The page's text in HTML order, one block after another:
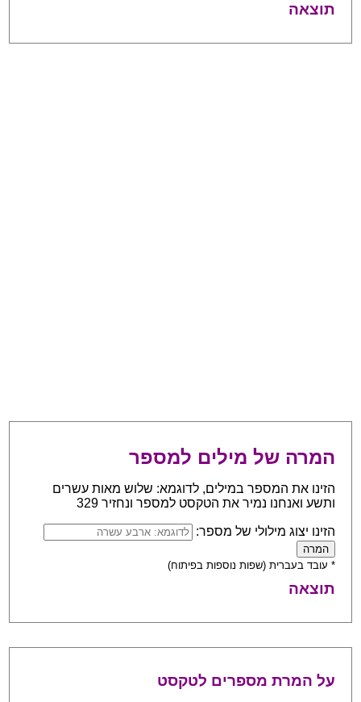
תוצאה
המרה של מילים למספר
הזינו את המספר במילים, לדוגמא: שלוש מאות עשרים
ותשע ואנחנו נמיר את הטקסט למספר ונחזיר 329
הזינו יצוג מילולי של מספר:
* עובד בעברית (שפות נוספות בפיתוח)
תוצאה
על המרת מספרים לטקסט